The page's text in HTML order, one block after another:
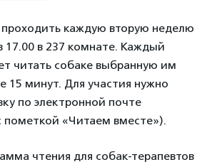
проходить каждую вторую неделю
17.00 в 237 комнате. Каждый
читать собаке выбранную им
15 минут. Для участия нужно
по электронной почте
пометкой «Читаем вместе»).
чтения для собак-терапевтов